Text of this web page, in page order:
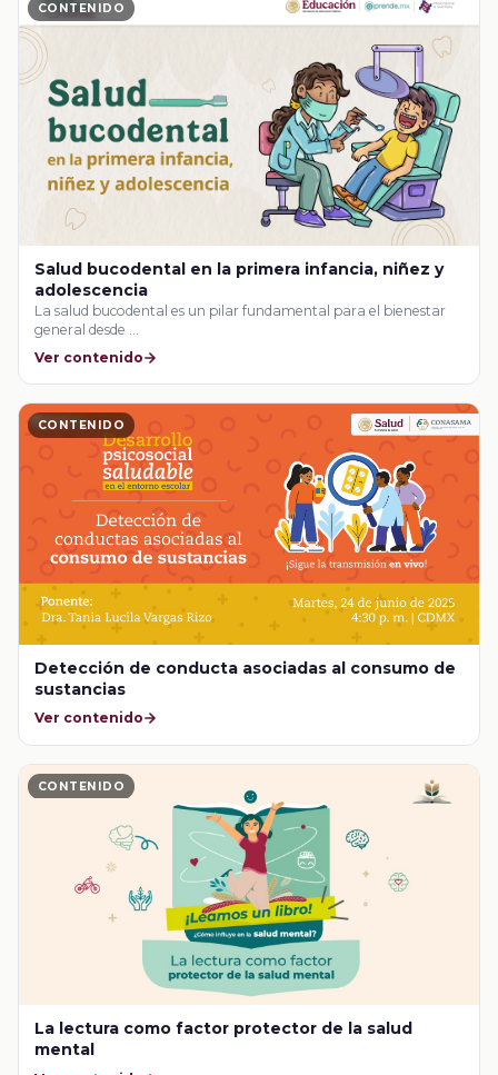
CONTENIDO
Salud bucodental en la primera infancia, niñez y
adolescencia
La salud bucodental es un pilar fundamental para el bienestar
general desde …
Ver contenido
CONTENIDO
Detección de conducta asociadas al consumo de
sustancias
Ver contenido
CONTENIDO
La lectura como factor protector de la salud
mental